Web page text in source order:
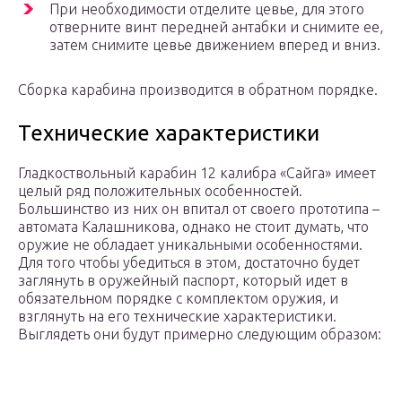
При необходимости отделите цевье, для этого
отверните винт передней антабки и снимите ее,
затем снимите цевье движением вперед и вниз.
Сборка карабина производится в обратном порядке.
Технические характеристики
Гладкоствольный карабин 12 калибра «Сайга» имеет
целый ряд положительных особенностей.
Большинство из них он впитал от своего прототипа –
автомата Калашникова, однако не стоит думать, что
оружие не обладает уникальными особенностями.
Для того чтобы убедиться в этом, достаточно будет
заглянуть в оружейный паспорт, который идет в
обязательном порядке с комплектом оружия, и
взглянуть на его технические характеристики.
Выглядеть они будут примерно следующим образом: